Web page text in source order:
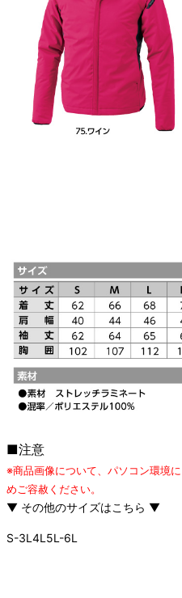
■注意
※商品画像について、パソコン環境
めご容赦ください。
▼ その他のサイズはこちら ▼
S-3L 4L 5L-6L